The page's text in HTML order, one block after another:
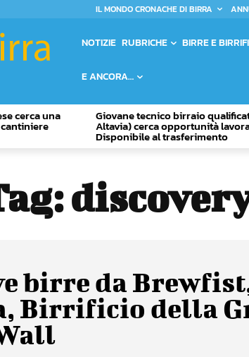
IL MONDO CRONACHE DI BIRRA
NOTIZIE RUBRICHE BIRRE E
E ANCORA…
cerca una Giovane tecnico birraio
Altavia) cerca opportunità
Disponibile al trasferimento
birre da
Birrificio della